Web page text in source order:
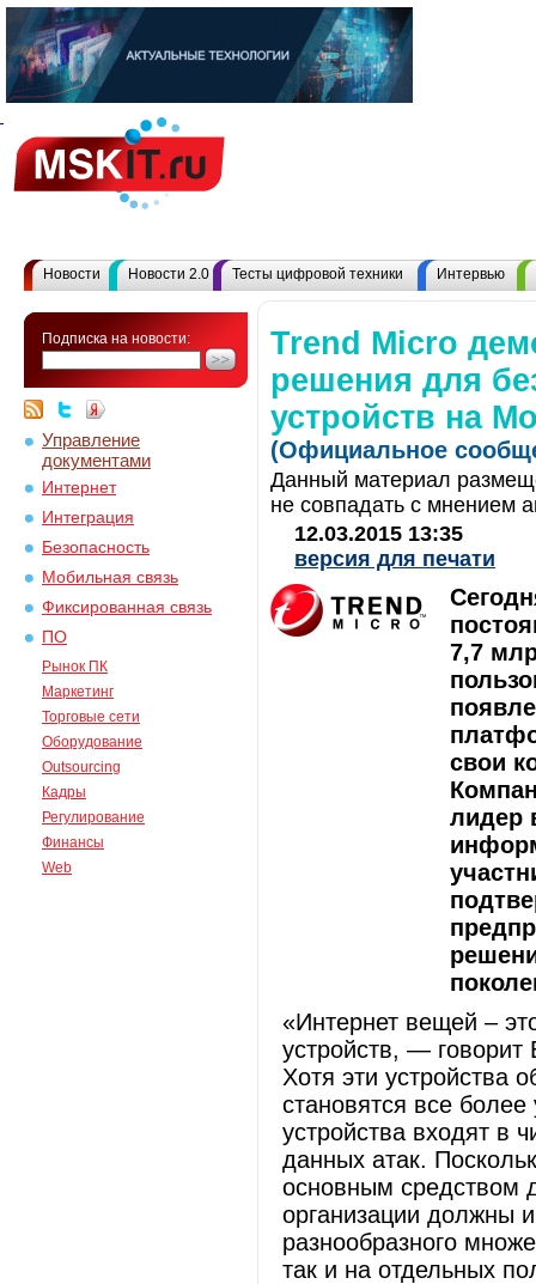
Новости Новости 2.0 Тесты цифровой техники Интервью
Подписка на новости:
Управление
документами
Интернет
Интеграция
Безопасность
Мобильная связь
Фиксированная связь
ПО
Рынок ПК
Маркетинг
Торговые сети
Оборудование
Outsourcing
Кадры
Регулирование
Финансы
Web
Trend Micro
решения для
устройств на
(Официальное
Данный материал
не совпадать с мнением
12.03.2015 13:35
версия для печати
7,7
свои
лидер
«Интернет вещей –
устройств, —
Хотя эти устройства
становятся все
устройства входят в
данных атак.
основным средством
организации должны
разнообразного
так и на отдельных